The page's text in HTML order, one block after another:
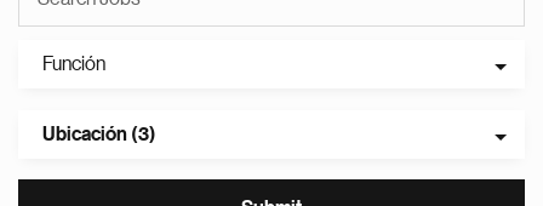
Función
Ubicación (3)